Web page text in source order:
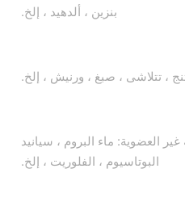
بنزين ، ألدهيد ، إلخ.
غير العضوية: ماء البروم ، سيانيد
البوتاسيوم ، الفلوريت ، إلخ.